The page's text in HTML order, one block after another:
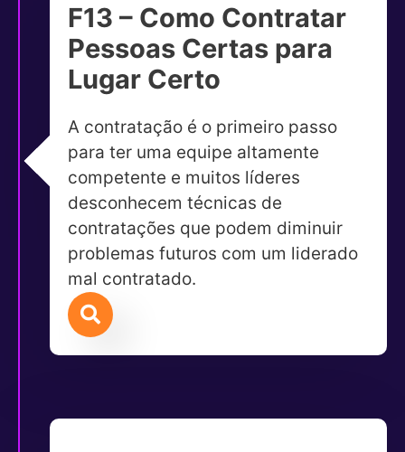
F13 – Como Contratar
Pessoas Certas para
Lugar Certo
A contratação é o primeiro passo
para ter uma equipe altamente
competente e muitos líderes
desconhecem técnicas de
contratações que podem diminuir
problemas futuros com um liderado
mal contratado.